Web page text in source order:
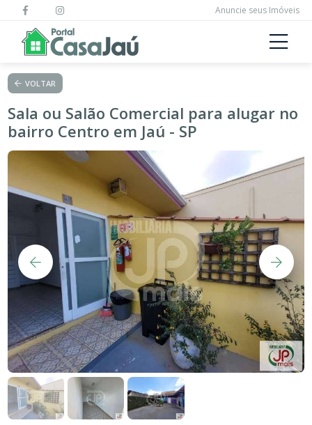
Anuncie seus Imóveis
VOLTAR
Sala ou Salão Comercial para alugar no
bairro Centro em Jaú - SP